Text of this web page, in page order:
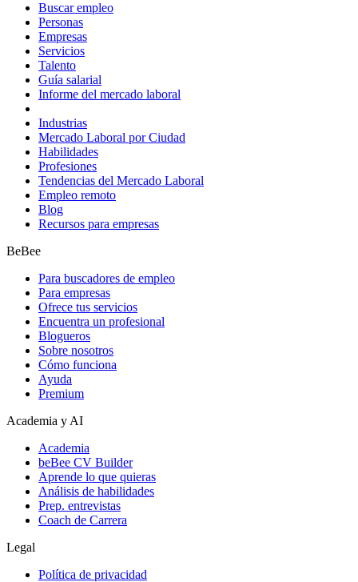
Buscar empleo
Personas
Empresas
Servicios
Talento
Guía salarial
Informe del mercado laboral
Industrias
Mercado Laboral por Ciudad
Habilidades
Profesiones
Tendencias del Mercado Laboral
Empleo remoto
Blog
Recursos para empresas
BeBee
Para buscadores de empleo
Para empresas
Ofrece tus servicios
Encuentra un profesional
Blogueros
Sobre nosotros
Cómo funciona
Ayuda
Premium
Academia y AI
Academia
beBee CV Builder
Aprende lo que quieras
Análisis de habilidades
Prep. entrevistas
Coach de Carrera
Legal
Política de privacidad